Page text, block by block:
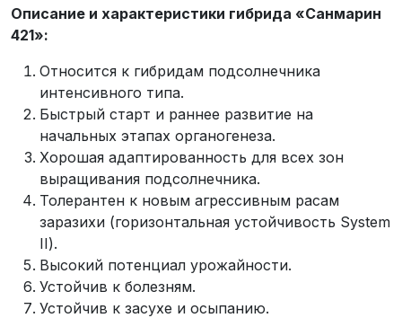
Описание и характеристики гибрида «Санмарин
421»:
Относится к гибридам подсолнечника
интенсивного типа.
Быстрый старт и раннее развитие на
начальных этапах органогенеза.
Хорошая адаптированность для всех зон
выращивания подсолнечника.
Толерантен к новым агрессивным расам
заразихи (горизонтальная устойчивость System
II).
Высокий потенциал урожайности.
Устойчив к болезням.
Устойчив к засухе и осыпанию.